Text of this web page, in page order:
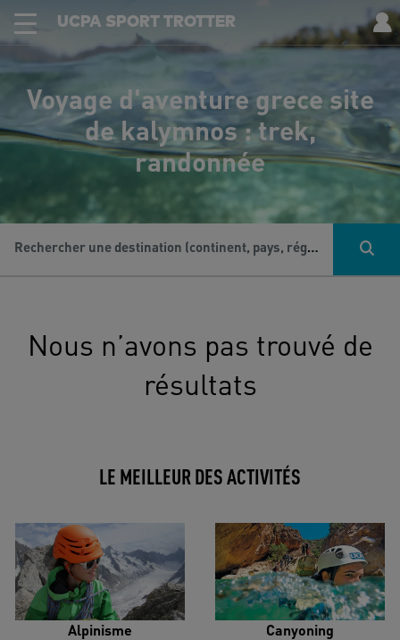
UCPA SPORT TROTTER
Voyage d'aventure grece site
de kalymnos : trek,
randonnée
Rechercher une destination (continent, pays, région...), une activité...
Nous n’avons pas trouvé de
résultats
LE MEILLEUR DES ACTIVITÉS
Alpinisme Canyoning